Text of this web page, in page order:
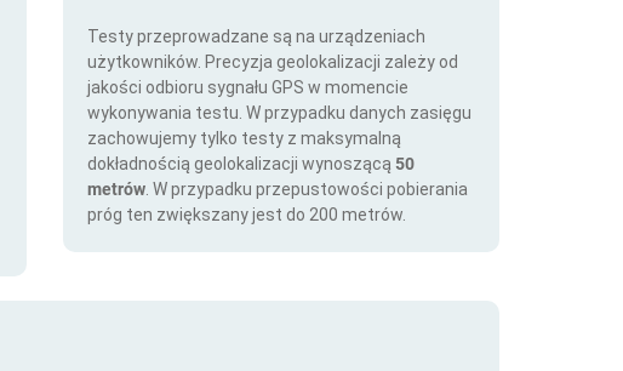
Testy przeprowadzane są na urządzeniach
użytkowników. Precyzja geolokalizacji zależy od
jakości odbioru sygnału GPS w momencie
wykonywania testu. W przypadku danych zasięgu
zachowujemy tylko testy z maksymalną
dokładnością geolokalizacji wynoszącą 50
metrów . W przypadku przepustowości pobierania
próg ten zwiększany jest do 200 metrów.